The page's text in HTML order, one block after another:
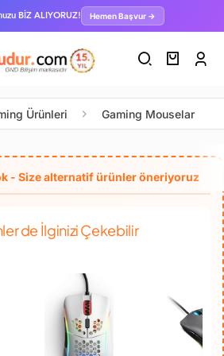
BİZ ALIYORUZ! Hemen Başvur →
Ürünleri Gaming Mouselar
de İlginizi Çekebilir